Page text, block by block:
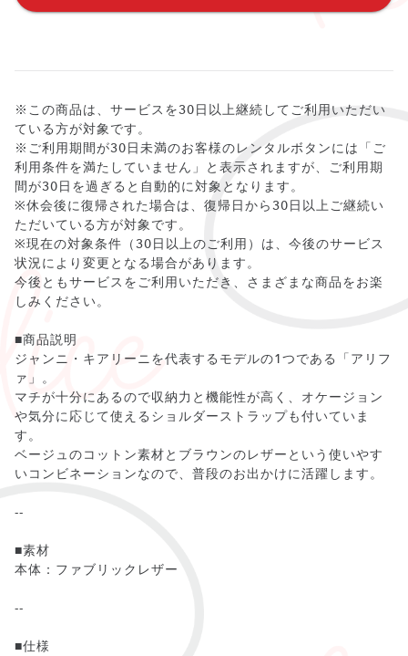
※この商品は、サービスを30日以上継続してご利用いただい
ている方が対象です。
※ご利用期間が30日未満のお客様のレンタルボタンには「ご
利用条件を満たしていません」と表示されますが、ご利用期
間が30日を過ぎると自動的に対象となります。
※休会後に復帰された場合は、復帰日から30日以上ご継続い
ただいている方が対象です。
※現在の対象条件（30日以上のご利用）は、今後のサービス
状況により変更となる場合があります。
今後ともサービスをご利用いただき、さまざまな商品をお楽
しみください。
■商品説明
ジャンニ・キアリーニを代表するモデルの1つである「アリフ
ァ」。
マチが十分にあるので収納力と機能性が高く、オケージョン
や気分に応じて使えるショルダーストラップも付いていま
す。
ベージュのコットン素材とブラウンのレザーという使いやす
いコンビネーションなので、普段のお出かけに活躍します。
--
■素材
本体：ファブリックレザー
--
■仕様